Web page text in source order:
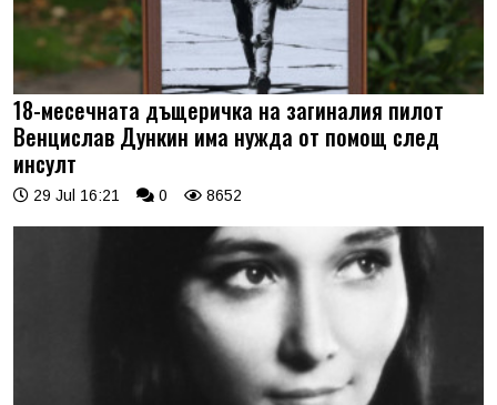
18-месечната дъщеричка на загиналия пилот
Венцислав Дункин има нужда от помощ след
инсулт
29 Jul 16:21 0 8652